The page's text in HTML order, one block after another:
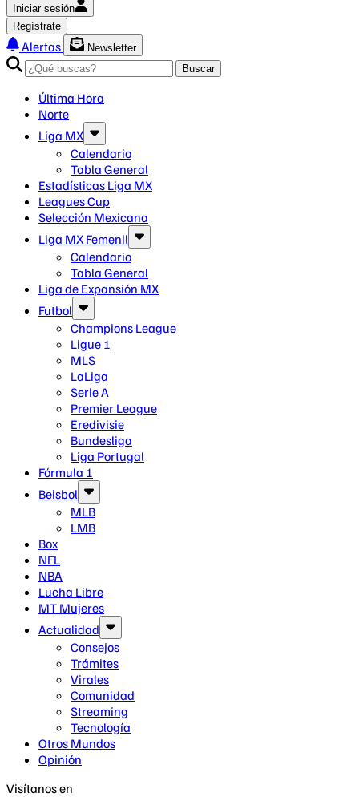
Iniciar sesión
Regístrate
Alertas
Newsletter
Buscar
Última Hora
Norte
Liga MX
Calendario
Tabla General
Estadísticas Liga MX
Leagues Cup
Selección Mexicana
Liga MX Femenil
Calendario
Tabla General
Liga de Expansión MX
Futbol
Champions League
Ligue 1
MLS
LaLiga
Serie A
Premier League
Eredivisie
Bundesliga
Liga Portugal
Fórmula 1
Beisbol
MLB
LMB
Box
NFL
NBA
Lucha Libre
MT Mujeres
Actualidad
Consejos
Trámites
Virales
Comunidad
Streaming
Tecnología
Otros Mundos
Opinión
Visítanos en